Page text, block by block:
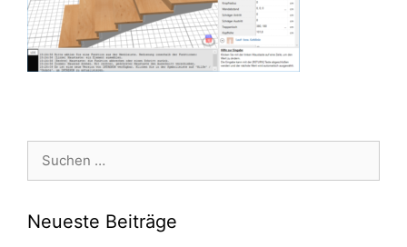
Suchen
Neueste Beiträge